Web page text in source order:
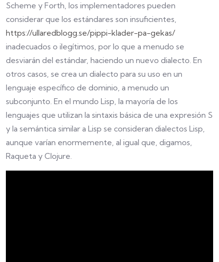
Scheme y Forth, los implementadores pueden
considerar que los estándares son insuficientes,
https://ullaredblogg.se/pippi-klader-pa-gekas/
inadecuados o ilegítimos, por lo que a menudo se
desviarán del estándar, haciendo un nuevo dialecto. En
otros casos, se crea un dialecto para su uso en un
lenguaje específico de dominio, a menudo un
subconjunto. En el mundo Lisp, la mayoría de los
lenguajes que utilizan la sintaxis básica de una expresión S
y la semántica similar a Lisp se consideran dialectos Lisp,
aunque varían enormemente, al igual que, digamos,
Raqueta y Clojure.